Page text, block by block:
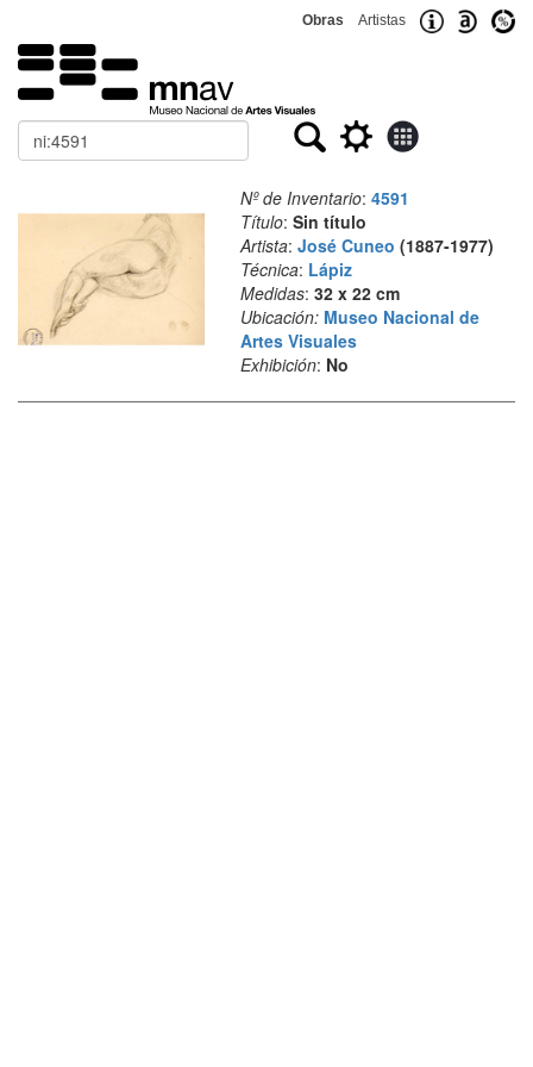
Obras Artistas
Buscar
Nº de Inventario: 4591
Título: Sin título
Artista: José Cuneo (1887-1977)
Técnica: Lápiz
Medidas: 32 x 22 cm
Ubicación: Museo Nacional de
Artes Visuales
Exhibición: No